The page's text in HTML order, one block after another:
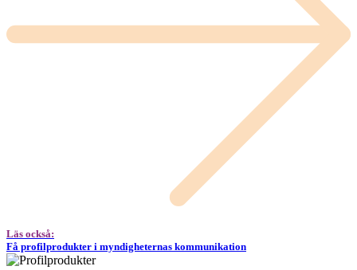
Läs också:
Få profilprodukter i myndigheternas kommunikation